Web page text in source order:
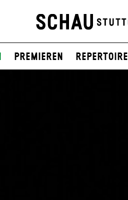
Premieren Repertoire